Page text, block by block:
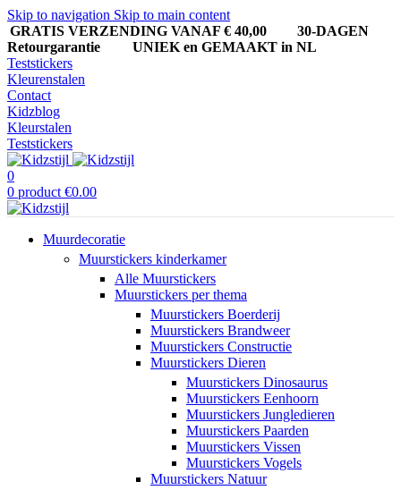
Skip to navigation Skip to main content
GRATIS VERZENDING VANAF € 40,00
30-DAGEN
Retourgarantie UNIEK en GEMAAKT in NL
Teststickers
Kleurenstalen
Contact
Kidzblog
Kleurstalen
Teststickers
0
0 product €0.00
Muurdecoratie
Muurstickers kinderkamer
Alle Muurstickers
Muurstickers per thema
Muurstickers Boerderij
Muurstickers Brandweer
Muurstickers Constructie
Muurstickers Dieren
Muurstickers Dinosaurus
Muurstickers Eenhoorn
Muurstickers Jungledieren
Muurstickers Paarden
Muurstickers Vissen
Muurstickers Vogels
Muurstickers Natuur